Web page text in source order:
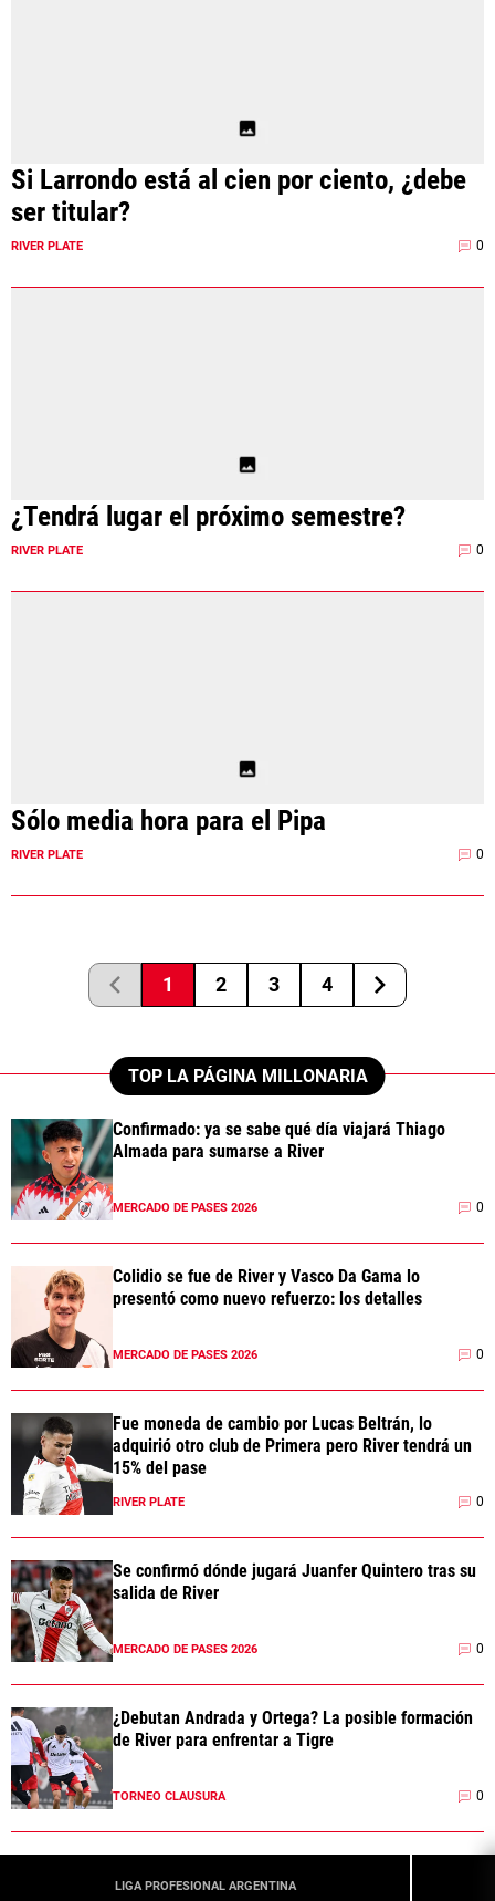
Si Larrondo está al cien por ciento, ¿debe
ser titular?
RIVER PLATE 0
¿Tendrá lugar el próximo semestre?
RIVER PLATE 0
Sólo media hora para el Pipa
RIVER PLATE 0
1 2 3 4
TOP LA PÁGINA MILLONARIA
Confirmado: ya se sabe qué día viajará Thiago
Almada para sumarse a River
MERCADO DE PASES 2026 0
Colidio se fue de River y Vasco Da Gama lo
presentó como nuevo refuerzo: los detalles
MERCADO DE PASES 2026 0
Fue moneda de cambio por Lucas Beltrán, lo
adquirió otro club de Primera pero River tendrá un
15% del pase
RIVER PLATE 0
Se confirmó dónde jugará Juanfer Quintero tras su
salida de River
MERCADO DE PASES 2026 0
¿Debutan Andrada y Ortega? La posible formación
de River para enfrentar a Tigre
TORNEO CLAUSURA 0
LIGA PROFESIONAL ARGENTINA